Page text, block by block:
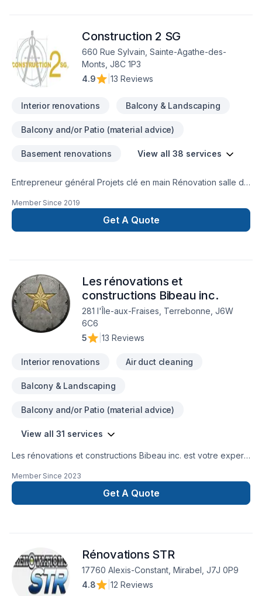
et un service clé en main irréprochable. Confiez votre projet
à une équipe qui a à cœur votre satisfaction.
Construction 2 SG
660 Rue Sylvain, Sainte-Agathe-des-
Monts, J8C 1P3
4.9
13 Reviews
Interior renovations Balcony & Landscaping
Balcony and/or Patio (material advice)
Basement renovations View all 38 services
Entrepreneur général Projets clé en main Rénovation salle de
et une en Estrie pour mieux vous servir
Member Since 2019
Get A Quote
Les rénovations et
constructions Bibeau inc.
281 l'Île-aux-Fraises, Terrebonne, J6W
6C6
5
13 Reviews
Interior renovations Air duct cleaning
Balcony & Landscaping
Balcony and/or Patio (material advice)
View all 31 services
Les rénovations et constructions Bibeau inc. est votre expert
Drain français, Entretien commercial, Entretien ménager,
Excavation, Fissures, Fondations, Maçonnerie, Margelle,
Plancher, Salle de bain, Sous-sol dans les secteurs de Centre
privilégions la transparence, l'écoute et l'efficacité pour bâtir
des relations de confiance avec nos clients. Transformons
ensemble vos idées en réalité. Contactez-nous dès
maintenant.
Member Since 2023
Get A Quote
Rénovations STR
17760 Alexis-Constant, Mirabel, J7J 0P9
4.8
12 Reviews